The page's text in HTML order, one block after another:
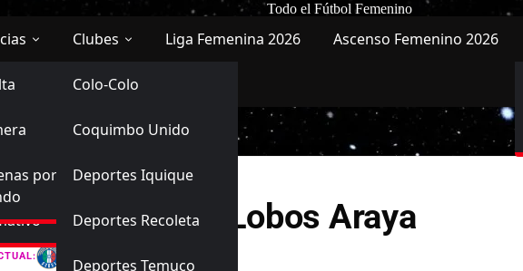
Todo el Fútbol Femenino
Chilena
Nacional
Internacional
por el
Clubes
Primera
Colo-Colo
Coquimbo Unido
Deportes Iquique
Deportes Recoleta
Deportes Temuco
Ascenso
Liga Femenina 2026 Ascenso Femenino 2026
Fernanda Lobos Araya
Audax Italiano